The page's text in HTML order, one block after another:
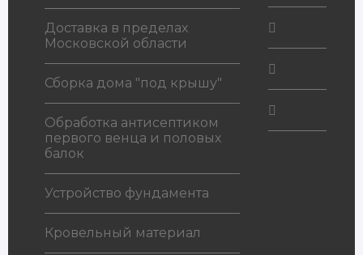
Доставка в пределах
Московской области
Сборка дома "под крышу"
Обработка антисептиком
первого венца и половых
балок
Устройство фундамента
Кровельный материал